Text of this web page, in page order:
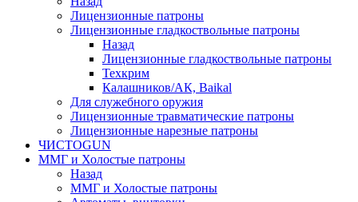
Лицензионные патроны
Лицензионные гладкоствольные патроны
Назад
Лицензионные гладкоствольные патроны
Техкрим
Калашников/АК, Baikal
Для служебного оружия
Лицензионные травматические патроны
Лицензионные нарезные патроны
ЧИСТОGUN
ММГ и Холостые патроны
Назад
ММГ и Холостые патроны